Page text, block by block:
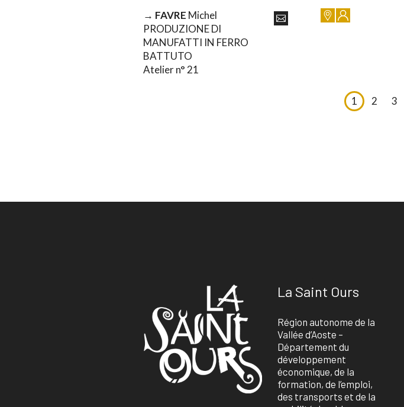
→ FAVRE Michel
PRODUZIONE DI
MANUFATTI IN FERRO
BATTUTO
Atelier n° 21
1 2 3
La Saint Ours
Région autonome de la
Vallée d’Aoste –
Département du
développement
économique, de la
formation, de l’emploi,
des transports et de la